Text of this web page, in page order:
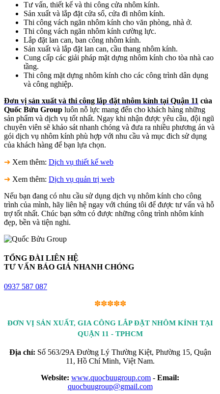
Tư vấn, thiết kế và thi công cửa nhôm kính.
Sản xuất và lắp đặt cửa sổ, cửa đi nhôm kính.
Thi công vách ngăn nhôm kính cho văn phòng, nhà ở.
Thi công vách ngăn nhôm kính cường lực.
Lắp đặt lan can, ban công nhôm kính.
Sản xuất và lắp đặt lan can, cầu thang nhôm kính.
Cung cấp các giải pháp mặt dựng nhôm kính cho tòa nhà cao
tầng.
Thi công mặt dựng nhôm kính cho các công trình dân dụng
và công nghiệp.
Đơn vị sản xuất và thi công lắp đặt nhôm kính tại Quận 11 của
Quốc Bửu Group luôn nỗ lực mang đến cho khách hàng những
sản phẩm và dịch vụ tốt nhất. Ngay khi nhận được yêu cầu, đội ngũ
chuyên viên sẽ khảo sát nhanh chóng và đưa ra nhiều phương án và
gói dịch vụ nhôm kính phù hợp với nhu cầu và mục đich sử dụng
của khách hàng để bạn lựa chọn.
➜ Xem thêm: Dịch vụ thiết kế web
➜ Xem thêm: Dịch vụ quản trị web
Nếu bạn đang có nhu cầu sử dụng dịch vụ nhôm kính cho công
trình của mình, hãy liên hệ ngay với chúng tôi để được tư vấn và hỗ
trợ tốt nhất. Chúc bạn sớm có được những công trình nhôm kính
đẹp, bền và tiện nghi.
TỔNG ĐÀI LIÊN HỆ
TƯ VẤN BÁO GIÁ NHANH CHÓNG
0937 587 087
✽✽✽✽✽
ĐƠN VỊ SẢN XUẤT, GIA CÔNG LẮP ĐẶT NHÔM KÍNH TẠI
QUẬN 11 - TPHCM
Địa chỉ: Số 563/29A Đường Lý Thường Kiệt, Phường 15, Quận
11, Hồ Chí Minh, Việt Nam.
Website: www.quocbuugroup.com - Email:
quocbuugroup@gmail.com